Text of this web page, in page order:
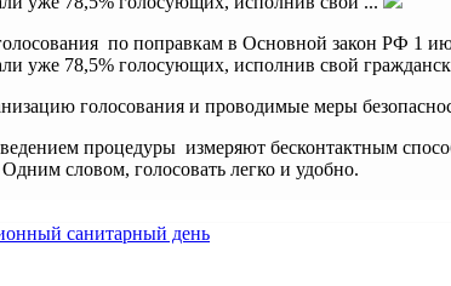
по поправкам в Основной закон РФ
уже 78,5% голосующих, исполнив свой
голосования и проводимые меры
процедуры измеряют бесконтактным
словом, голосовать легко и удобно.